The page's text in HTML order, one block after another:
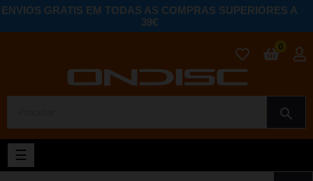
ENVIOS GRATIS EM TODAS AS COMPRAS SUPERIORES A
39€
search
0
Toggle
navigation
☰